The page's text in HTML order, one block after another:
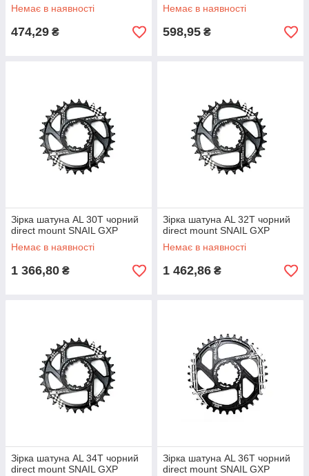
Немає в наявності
474,29 ₴
Немає в наявності
598,95 ₴
Зірка шатуна AL 30T чорний
direct mount SNAIL GXP
Немає в наявності
1 366,80 ₴
Зірка шатуна AL 32T чорний
direct mount SNAIL GXP
Немає в наявності
1 462,86 ₴
Зірка шатуна AL 34T чорний
direct mount SNAIL GXP
Зірка шатуна AL 36T чорний
direct mount SNAIL GXP